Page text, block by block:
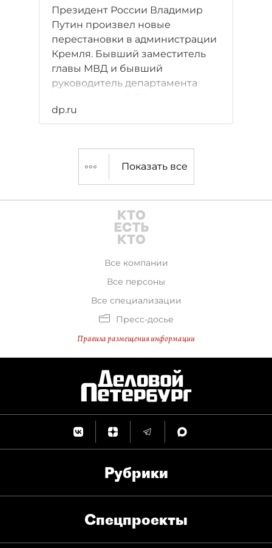
Президент России Владимир
Путин произвел новые
перестановки в администрации
Кремля. Бывший заместитель
главы МВД и бывший
руководитель департамента
министерства Евгений Школов
стал помощником президента,
"Ясная Поляна" Владимир
Толстой - советником.
dp.ru
Показать все
Все компании
Все персоны
Все специализации
Пресс-досье
Правила размещения информации
Рубрики
Спец­проекты